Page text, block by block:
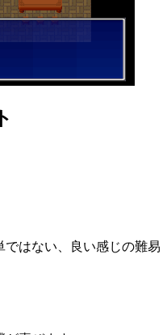
はない、良い感じの難易